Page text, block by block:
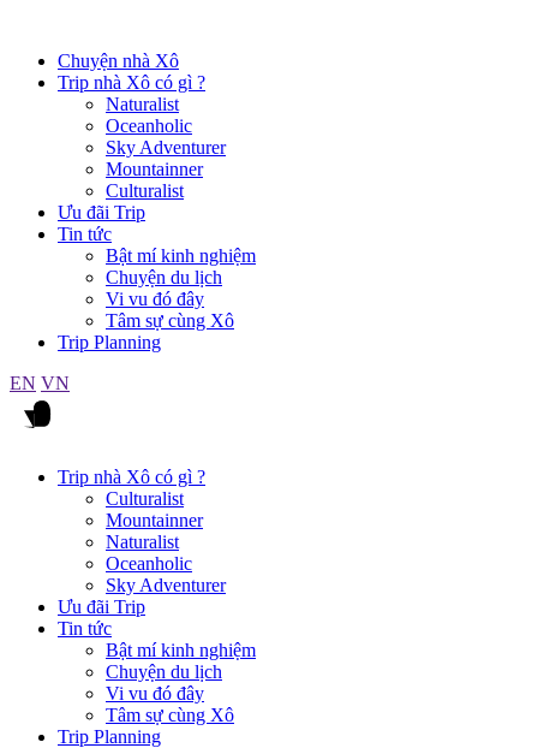
Chuyện nhà Xô
Trip nhà Xô có gì ?
Naturalist
Oceanholic
Sky Adventurer
Mountainner
Culturalist
Ưu đãi Trip
Tin tức
Bật mí kinh nghiệm
Chuyện du lịch
Vi vu đó đây
Tâm sự cùng Xô
Trip Planning
EN VN
Trip nhà Xô có gì ?
Culturalist
Mountainner
Naturalist
Oceanholic
Sky Adventurer
Ưu đãi Trip
Tin tức
Bật mí kinh nghiệm
Chuyện du lịch
Vi vu đó đây
Tâm sự cùng Xô
Trip Planning